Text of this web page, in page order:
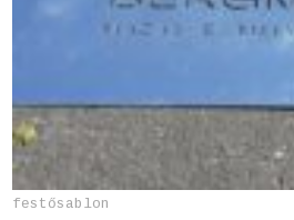
festősablon